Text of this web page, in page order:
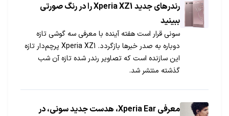
رندرهای جدید Xperia XZ1 را در رنگ صورتی
ببینید
سونی قرار است هفته آینده با معرفی سه گوشی تازه
دوباره به صدر خبرها بازگردد. Xperia XZ1 پرچم‌دار تازه
این سازنده است که تصاویر رندر شده تازه آن شب
گذشته منتشر شد.
معرفی Xperia Ear، ​هدست جدید سونی، در